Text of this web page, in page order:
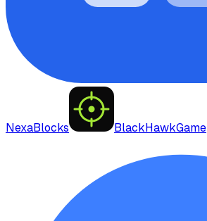
NexaBlocks BlackHawkGame